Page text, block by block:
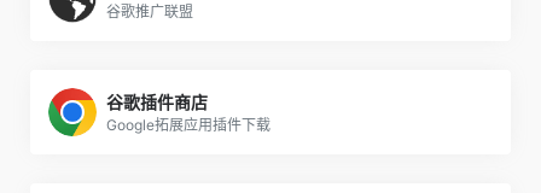
谷歌推广联盟
谷歌插件商店
Google拓展应用插件下载